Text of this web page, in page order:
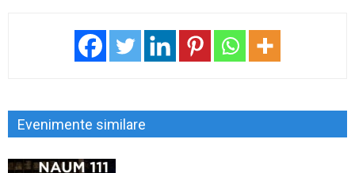
Evenimente similare